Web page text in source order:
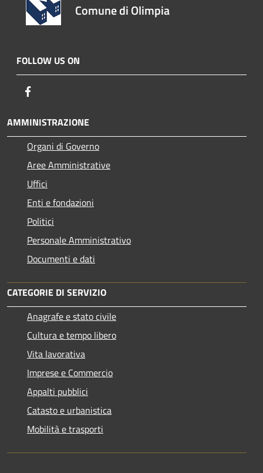
Comune di Olimpia
FOLLOW US ON
AMMINISTRAZIONE
Organi di Governo
Aree Amministrative
Uffici
Enti e fondazioni
Politici
Personale Amministrativo
Documenti e dati
CATEGORIE DI SERVIZIO
Anagrafe e stato civile
Cultura e tempo libero
Vita lavorativa
Imprese e Commercio
Appalti pubblici
Catasto e urbanistica
Mobilità e trasporti